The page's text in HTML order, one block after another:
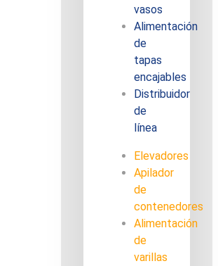
vasos
Alimentación
de
tapas
encajables
Distribuidor
de
línea
Elevadores
Apilador
de
contenedores
Alimentación
de
varillas